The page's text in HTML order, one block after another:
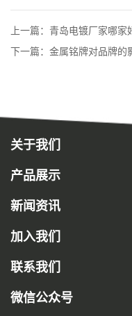
上一篇：青岛电镀厂家哪
下一篇：金属铭牌对品牌
关于我们
产品展示
新闻资讯
加入我们
联系我们
微信公众号